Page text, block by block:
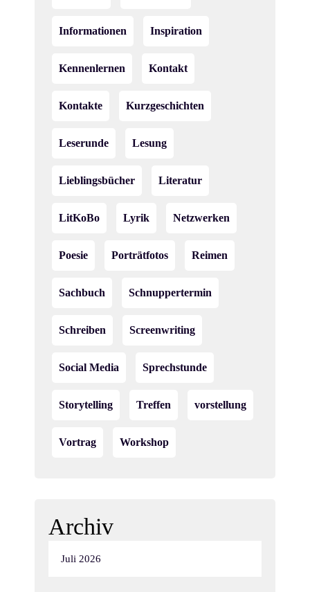
Informationen Inspiration
Kennenlernen Kontakt
Kontakte Kurzgeschichten
Leserunde Lesung
Lieblingsbücher Literatur
LitKoBo Lyrik Netzwerken
Poesie Porträtfotos Reimen
Sachbuch Schnuppertermin
Schreiben Screenwriting
Social Media Sprechstunde
Storytelling Treffen vorstellung
Vortrag Workshop
Archiv
Juli 2026